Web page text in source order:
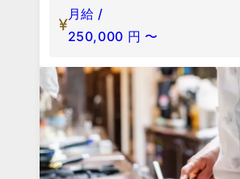
月給 /
250,000 円 〜